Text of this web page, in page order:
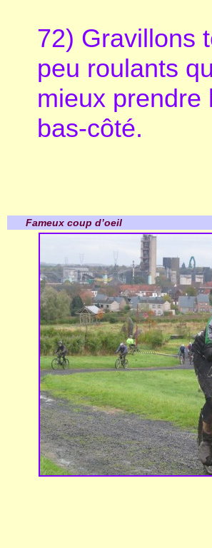
72) Gravillons
peu roulants
mieux prendre
bas-côté.
Fameux coup d’oeil